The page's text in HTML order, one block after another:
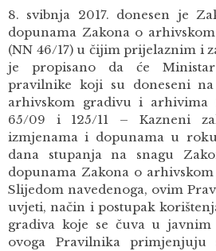
8. svibnja 2017. donesen je
dopunama Zakona o
(NN 46/17) u čijim prijelaznim i
je propisano da će
pravilnike koji su doneseni
arhivskom gradivu i arhivima
65/09 i 125/11 – Kazneni
izmjenama i dopunama u
dana stupanja na snagu
dopunama Zakona o
Slijedom navedenoga, ovim
uvjeti, način i postupak
gradiva koje se čuva u javnim
ovoga Pravilnika